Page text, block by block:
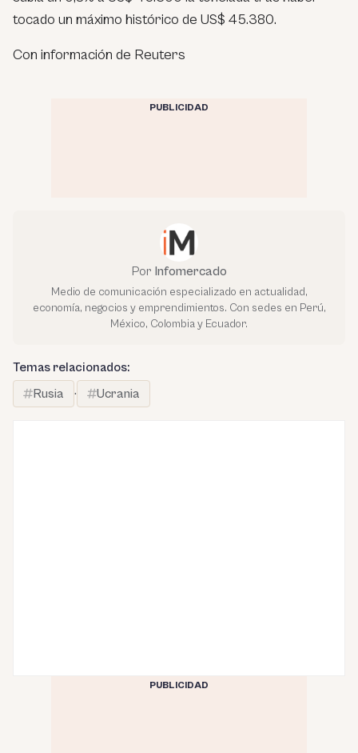
tocado un máximo histórico de US$ 45.380.
Con información de Reuters
PUBLICIDAD
Por Infomercado
Medio de comunicación especializado en actualidad,
economía, negocios y emprendimientos. Con sedes en Perú,
México, Colombia y Ecuador.
Temas relacionados:
Rusia
· Ucrania
PUBLICIDAD